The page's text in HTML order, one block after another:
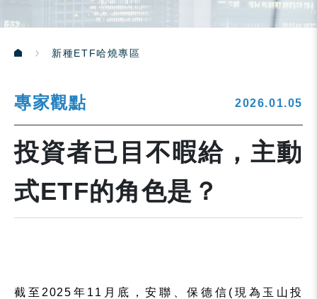
新種ETF哈燒專區
專家觀點 2026.01.05
投資者已目不暇給，主動
式ETF的角色是？
截至2025年 11 月底，安聯、保德信 ( 現為玉山投